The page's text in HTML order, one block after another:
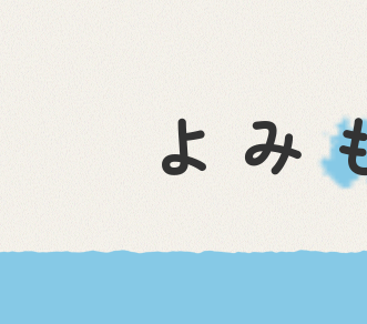
よみ